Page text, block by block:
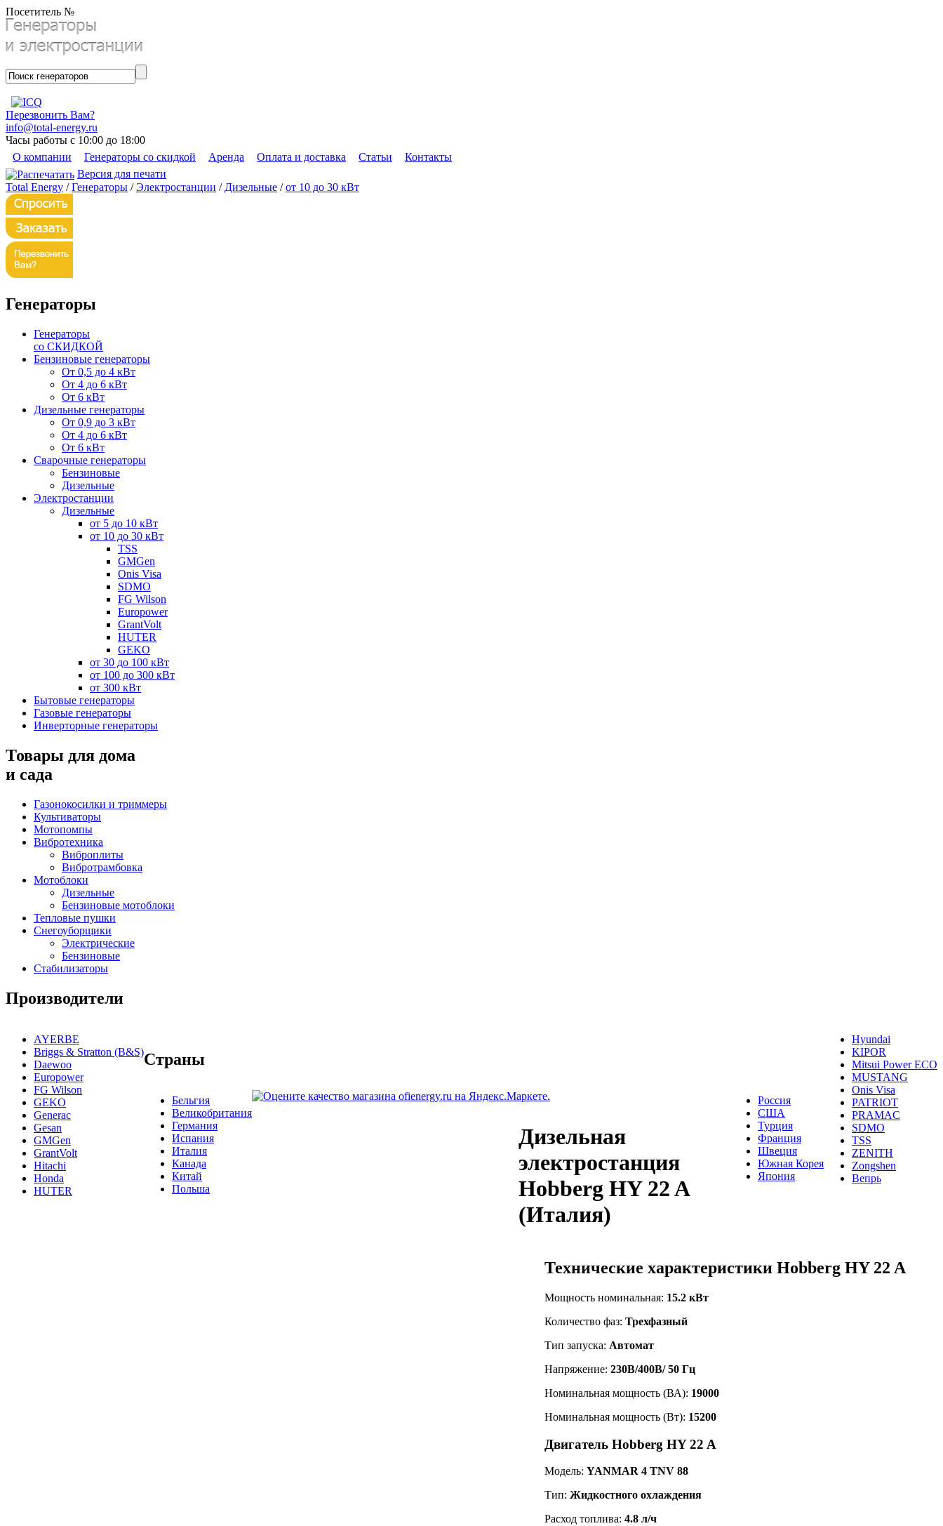
Посетитель №
Перезвонить Вам?
info@total-energy.ru
Часы работы с 10:00 до 18:00
О компании
Генераторы со скидкой Аренда Оплата и доставка Статьи
Контакты
Версия для печати
Total Energy /Генераторы /Электростанции / Дизельные /от 10 до 30 кВт
Генераторы
Генераторы
со СКИДКОЙ
Бензиновые генераторы
От 0,5 до 4 кВт
От 4 до 6 кВт
От 6 кВт
Дизельные генераторы
От 0,9 до 3 кВт
От 4 до 6 кВт
От 6 кВт
Сварочные генераторы
Бензиновые
Дизельные
Электростанции
Дизельные
от 5 до 10 кВт
от 10 до 30 кВт
TSS
GMGen
Onis Visa
SDMO
FG Wilson
Europower
GrantVolt
HUTER
GEKO
от 30 до 100 кВт
от 100 до 300 кВт
от 300 кВт
Бытовые генераторы
Газовые генераторы
Инверторные генераторы
Товары для дома
и сада
Газонокосилки и триммеры
Культиваторы
Мотопомпы
Вибротехника
Виброплиты
Вибротрамбовка
Мотоблоки
Дизельные
Бензиновые мотоблоки
Тепловые пушки
Снегоуборщики
Электрические
Бензиновые
Стабилизаторы
Производители
AYERBE
Briggs & Stratton (B&S)
Daewoo
Europower
FG Wilson
GEKO
Generac
Gesan
GMGen
GrantVolt
Hitachi
Honda
HUTER
Hyundai
KIPOR
Mitsui Power ECO
MUSTANG
Onis Visa
PATRIOT
PRAMAC
SDMO
TSS
ZENITH
Zongshen
Вепрь
Страны
Бельгия
Великобритания
Германия
Испания
Италия
Канада
Китай
Польша
Россия
США
Турция
Франция
Швеция
Южная Корея
Япония
Дизельная
электростанция
Hobberg HY 22 A
(Италия)
Технические характеристики Hobberg HY 22 A
Мощность номинальная: 15.2 кВт
Количество фаз: Трехфазный
Тип запуска: Автомат
Напряжение: 230В/400В/ 50 Гц
Номинальная мощность (ВА): 19000
Номинальная мощность (Вт): 15200
Двигатель Hobberg HY 22 A
Модель: YANMAR 4 TNV 88
Тип: Жидкостного охлаждения
Расход топлива: 4.8 л/ч